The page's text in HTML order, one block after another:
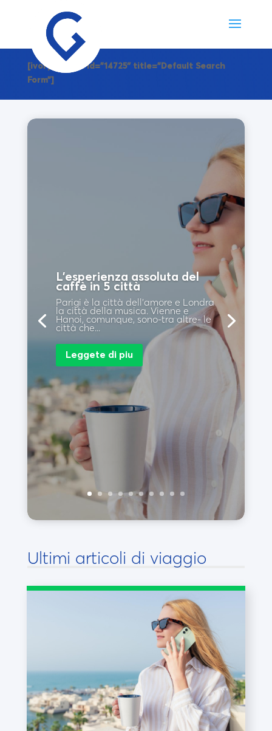
[ivory-search id=”14725″ title=”Default Search
Form”]
L’esperienza assoluta del
caffè in 5 città
Parigi è la città dell’amore e Londra
la città della musica. Vienne e
Hanoi, comunque, sono-tra altre- le
città che...
Leggete di piu
Ultimi articoli di viaggio